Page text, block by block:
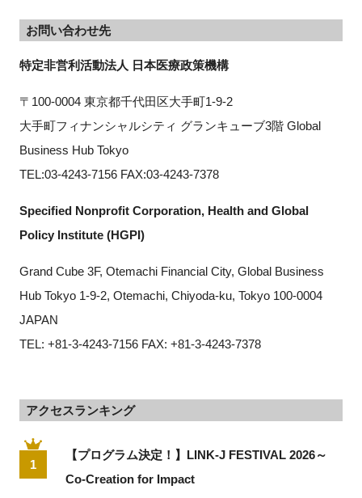
お問い合わせ先
特定非営利活動法人 日本医療政策機構
〒100-0004 東京都千代田区大手町1-9-2
大手町フィナンシャルシティ グランキューブ3階 Global
Business Hub Tokyo
TEL:03-4243-7156 FAX:03-4243-7378
Specified Nonprofit Corporation, Health and Global
Policy Institute (HGPI)
Grand Cube 3F, Otemachi Financial City, Global Business
Hub Tokyo 1-9-2, Otemachi, Chiyoda-ku, Tokyo 100-0004
JAPAN
TEL: +81-3-4243-7156 FAX: +81-3-4243-7378
アクセスランキング
1
【プログラム決定！】LINK-J FESTIVAL 2026～
Co-Creation for Impact